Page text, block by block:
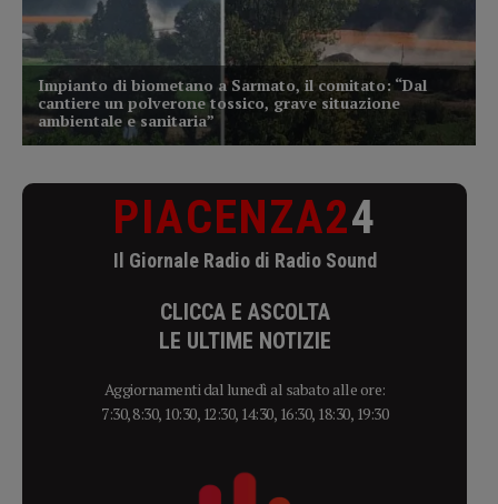
PIACENZA24
Il Giornale Radio di Radio Sound
CLICCA E ASCOLTA
LE ULTIME NOTIZIE
Aggiornamenti dal lunedì al sabato alle ore:
7:30, 8:30, 10:30, 12:30, 14:30, 16:30, 18:30, 19:30